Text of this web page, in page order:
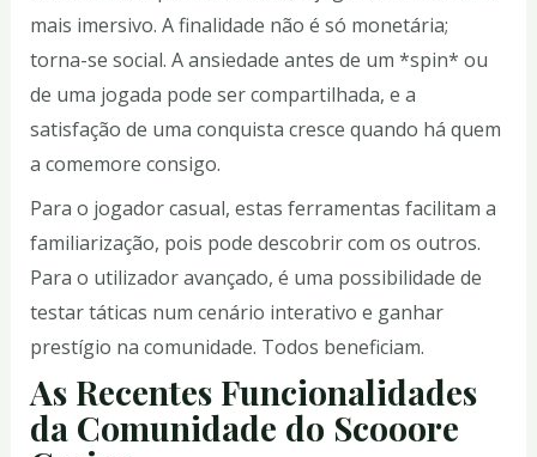
mais imersivo. A finalidade não é só monetária;
torna-se social. A ansiedade antes de um *spin* ou
de uma jogada pode ser compartilhada, e a
satisfação de uma conquista cresce quando há quem
a comemore consigo.
Para o jogador casual, estas ferramentas facilitam a
familiarização, pois pode descobrir com os outros.
Para o utilizador avançado, é uma possibilidade de
testar táticas num cenário interativo e ganhar
prestígio na comunidade. Todos beneficiam.
As Recentes Funcionalidades
da Comunidade do Scooore